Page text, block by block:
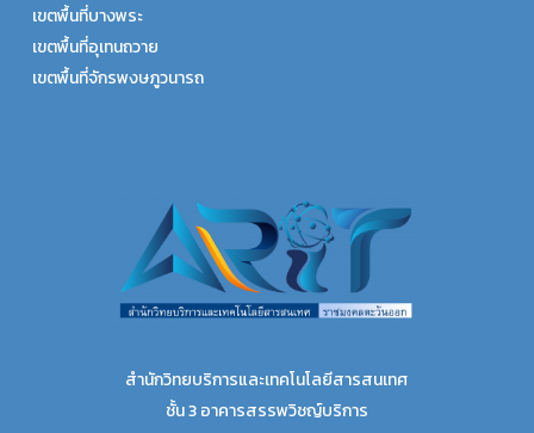
เขตพื้นที่บางพระ
เขตพื้นที่อุเทนถวาย
เขตพื้นที่จักรพงษภูวนารถ
สำนักวิทยบริการและเทคโนโลยีสารสนเทศ
ชั้น 3 อาคารสรรพวิชญ์บริการ